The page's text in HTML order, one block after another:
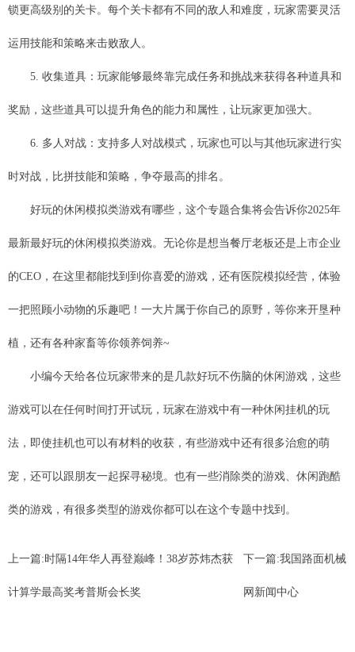
锁更高级别的关卡。每个关卡都有不同的敌人和难度，玩家需要灵活
运用技能和策略来击败敌人。
5. 收集道具：玩家能够最终靠完成任务和挑战来获得各种道具和
奖励，这些道具可以提升角色的能力和属性，让玩家更加强大。
6. 多人对战：支持多人对战模式，玩家也可以与其他玩家进行实
时对战，比拼技能和策略，争夺最高的排名。
好玩的休闲模拟类游戏有哪些，这个专题合集将会告诉你2025年
最新最好玩的休闲模拟类游戏。无论你是想当餐厅老板还是上市企业
的CEO，在这里都能找到到你喜爱的游戏，还有医院模拟经营，体验
一把照顾小动物的乐趣吧！一大片属于你自己的原野，等你来开垦种
植，还有各种家畜等你领养饲养~
小编今天给各位玩家带来的是几款好玩不伤脑的休闲游戏，这些
游戏可以在任何时间打开试玩，玩家在游戏中有一种休闲挂机的玩
法，即使挂机也可以有材料的收获，有些游戏中还有很多治愈的萌
宠，还可以跟朋友一起探寻秘境。也有一些消除类的游戏、休闲跑酷
类的游戏，有很多类型的游戏你都可以在这个专题中找到。
上一篇:时隔14年华人再登巅峰！38岁苏炜杰获
计算学最高奖考普斯会长奖
下一篇:我国路面机械
网新闻中心